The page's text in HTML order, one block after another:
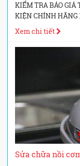
KIỂM TRA BÁO
KIỆN CHÍNH HÃNG
Xem chi tiết
Sửa chữa nồi